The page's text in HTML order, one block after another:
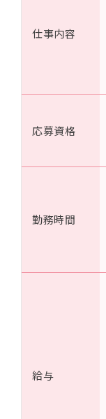
仕事内容
応募資格
勤務時間
給与